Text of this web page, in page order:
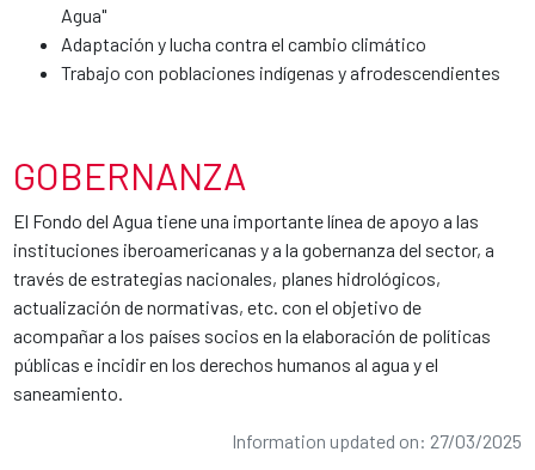
Agua"
Adaptación y lucha contra el cambio climático
Trabajo con poblaciones indígenas y afrodescendientes
GOBERNANZA
El Fondo del Agua tiene una importante línea de apoyo a las
instituciones iberoamericanas y a la gobernanza del sector, a
través de estrategias nacionales, planes hidrológicos,
actualización de normativas, etc. con el objetivo de
acompañar a los países socios en la elaboración de políticas
públicas e incidir en los derechos humanos al agua y el
saneamiento.
Information updated on: 27/03/2025